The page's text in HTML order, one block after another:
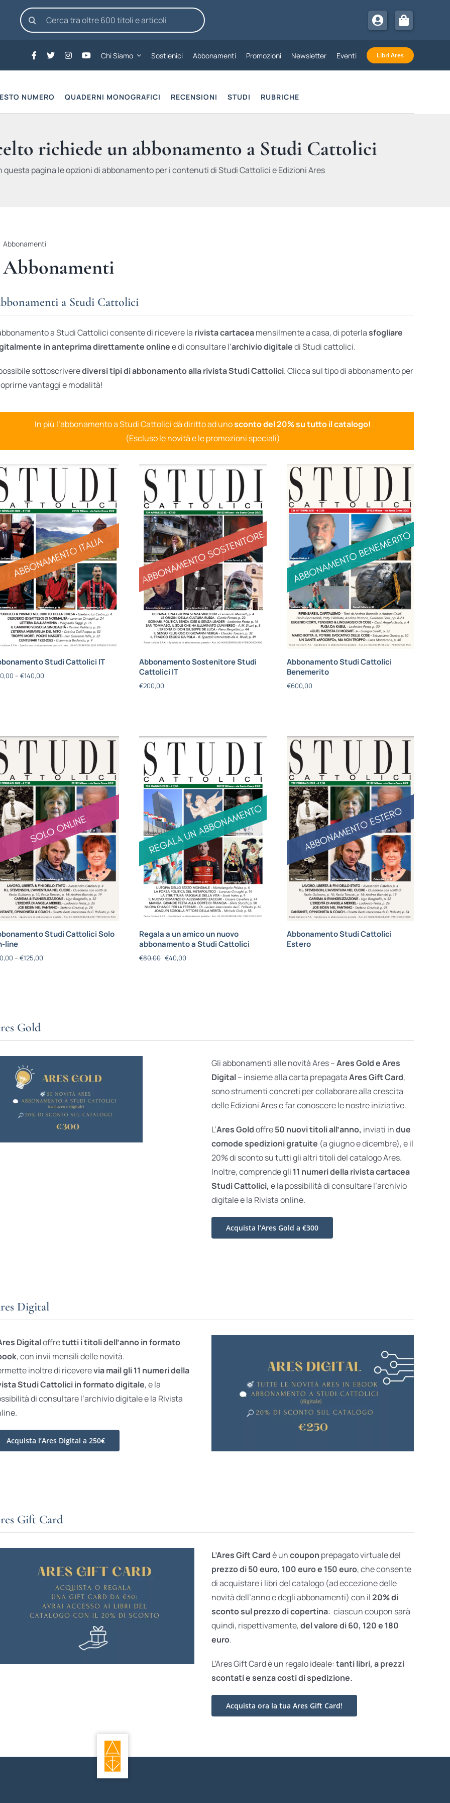
Cerca
per:
Chi Siamo Sostienici Abbonamenti Promozioni Newsletter Eventi Libri Ares
NUMERO QUADERNI MONOGRAFICI RECENSIONI STUDI RUBRICHE
richiede un abbonamento a Studi Cattolici
questa pagina le opzioni di abbonamento per i contenuti di Studi Cattolici e Edizioni Ares
Abbonamenti
Abbonamenti
a Studi Cattolici
a Studi Cattolici consente di ricevere la rivista cartaceamensilmente a casa, di poterlasfogliare
in anteprima direttamente onlinee di consultare l’archivio digitaledi Studi cattolici.
sottoscriverediversi tipi di abbonamento alla rivista Studi Cattolici. Clicca sul tipo di abbonamento per
vantaggi e modalità!
In più l’abbonamento a Studi Cattolici dà diritto ad unosconto del 20% su tutto il catalogo!
(Escluso le novità e le promozioni speciali)
Studi Cattolici IT
– €140,00
Abbonamento Sostenitore Studi
Cattolici IT
€200,00
Abbonamento Studi Cattolici
Benemerito
€600,00
Studi Cattolici Solo
line
– €125,00
Regala a un amico un nuovo
abbonamento a Studi Cattolici
€80,00 €40,00
Abbonamento Studi Cattolici
Estero
Gold
Gli abbonamenti alle novità Ares –Ares Gold e Ares
Digital– insieme alla carta prepagataAres Gift Card,
sono strumenti concreti per collaborare alla crescita
delle Edizioni Ares e far conoscere le nostre iniziative.
L’Ares Goldoffre50 nuovi titoli all’anno, inviati indue
comode spedizioni gratuite (a giugno e dicembre), e il
20% di sconto su tutti gli altri titoli del catalogo Ares.
Inoltre, comprende gli 11 numeri della rivista cartacea
Studi Cattolici, e la possibilità di consultare l’archivio
digitale e la Rivista online.
Acquista l’Ares Gold a €300
Digital
Digitaloffretutti i titoli dell’anno in formato
, con invii mensili delle novità.
inoltre di riceverevia mail gli 11 numeri della
Studi Cattolici in formato digitale, e la
di consultare l’archivio digitale e la Rivista
Acquista l’Ares Digital a 250€
Gift Card
L’Ares Gift Cardè uncoupon prepagato virtuale del
prezzo di 50 euro, 100 euro e 150 euro, che consente
di acquistare i libri del catalogo (ad eccezione delle
novità dell’anno e degli abbonamenti) con il20% di
sconto sul prezzo di copertina: ciascun coupon sarà
quindi, rispettivamente,del valore di 60, 120 e 180
euro.
L’Ares Gift Card è un regalo ideale: tanti libri, a prezzi
scontati esenza costi di spedizione.
Acquista ora la tua Ares Gift Card!